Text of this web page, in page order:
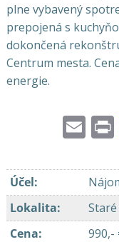
plne vybavený
prepojená s
dokončená
Centrum mesta.
energie.
Účel:
Lokalita:
Cena:
990,-